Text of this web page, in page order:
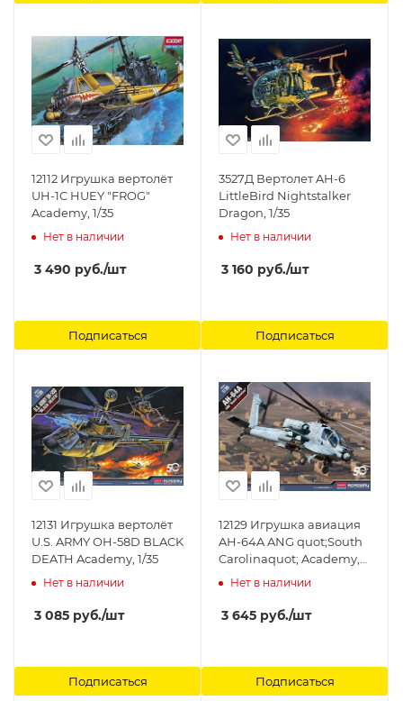
12112 Игрушка вертолёт
UH-1C HUEY "FROG"
Academy, 1/35
Нет в наличии
3 490 руб./шт
Подписаться
3527Д Вертолет AH-6
LittleBird Nightstalker
Dragon, 1/35
Нет в наличии
3 160 руб./шт
Подписаться
12131 Игрушка вертолёт
U.S. ARMY OH-58D BLACK
DEATH Academy, 1/35
Нет в наличии
3 085 руб./шт
Подписаться
12129 Игрушка авиация
AH-64A ANG quot;South
Carolinaquot; Academy,
1/35Нет в наличии
3 645 руб./шт
Подписаться